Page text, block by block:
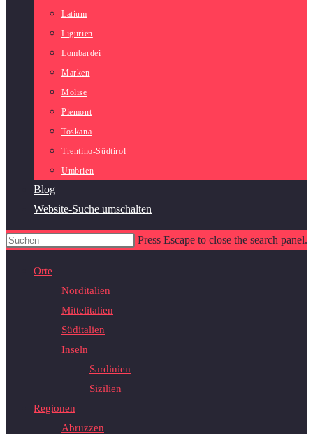
Latium
Ligurien
Lombardei
Marken
Molise
Piemont
Toskana
Trentino-Südtirol
Umbrien
Blog
Website-Suche umschalten
Press Escape to close the search panel.
Orte
Norditalien
Mittelitalien
Süditalien
Inseln
Sardinien
Sizilien
Regionen
Abruzzen